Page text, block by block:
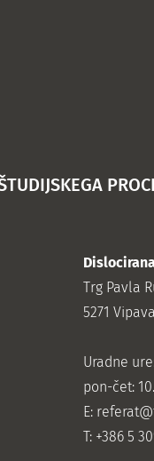
Trg Pavla
5271 Vipava
Uradne
pon-čet:
E:
T: +386 5